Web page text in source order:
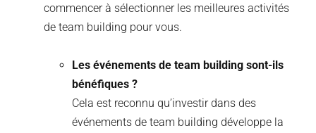
commencer à sélectionner les meilleures activités
de team building pour vous.
Les événements de team building sont-ils
bénéfiques ?
Cela est reconnu qu’investir dans des
événements de team building développe la